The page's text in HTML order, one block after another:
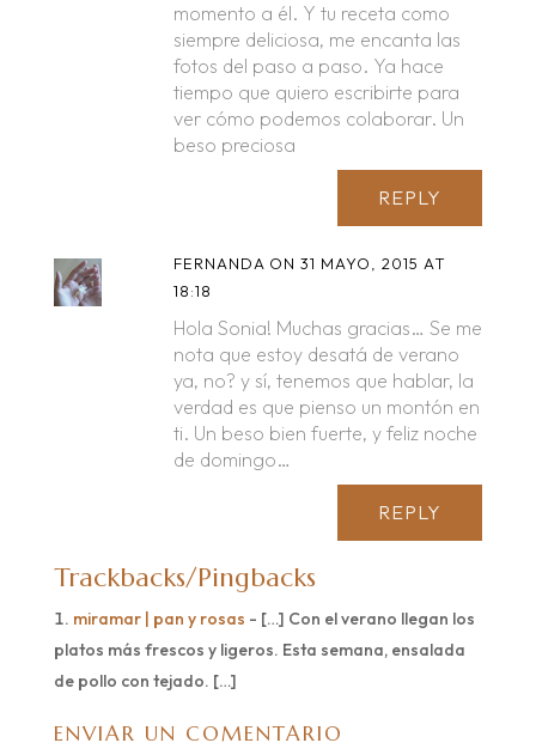
momento a él. Y tu receta como
siempre deliciosa, me encanta las
fotos del paso a paso. Ya hace
tiempo que quiero escribirte para
ver cómo podemos colaborar. Un
beso preciosa
REPLY
FERNANDA ON 31 MAYO, 2015 AT
18:18
Hola Sonia! Muchas gracias… Se me
nota que estoy desatá de verano
ya, no? y sí, tenemos que hablar, la
verdad es que pienso un montón en
ti. Un beso bien fuerte, y feliz noche
de domingo…
REPLY
Trackbacks/Pingbacks
miramar | pan y rosas - […] Con el verano llegan los
platos más frescos y ligeros. Esta semana, ensalada
de pollo con tejado. […]
ENVIAR UN COMENTARIO